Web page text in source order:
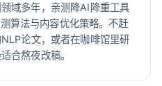
域多年，亲测降AI降重工具
算法与内容优化策略。不赶
论文，或者在咖啡馆里研
合熬夜改稿。